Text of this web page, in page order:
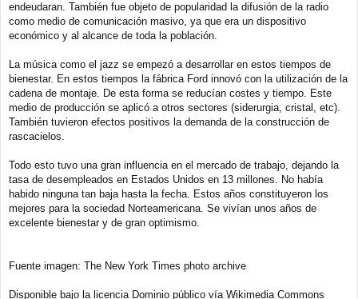
endeudaran. También fue objeto de popularidad la difusión de la radio
como medio de comunicación masivo, ya que era un dispositivo
económico y al alcance de toda la población.
La música como el jazz se empezó a desarrollar en estos tiempos de
bienestar. En estos tiempos la fábrica Ford innovó con la utilización de la
cadena de montaje. De esta forma se reducían costes y tiempo. Este
medio de producción se aplicó a otros sectores (siderurgia, cristal, etc).
También tuvieron efectos positivos la demanda de la construcción de
rascacielos.
Todo esto tuvo una gran influencia en el mercado de trabajo, dejando la
tasa de desempleados en Estados Unidos en 13 millones. No había
habido ninguna tan baja hasta la fecha. Estos años constituyeron los
mejores para la sociedad Norteamericana. Se vivían unos años de
excelente bienestar y de gran optimismo.
Fuente imagen: The New York Times photo archive
Disponible bajo la licencia Dominio público vía Wikimedia Commons